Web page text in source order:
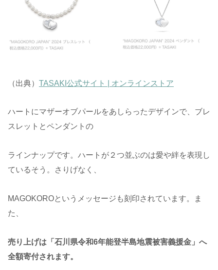
（出典） TASAKI公式サイト | オンラインストア
ハートにマザーオブパールをあしらったデザインで、ブレ
スレットとペンダントの
ラインナップです。ハートが２つ並ぶのは愛や絆を表現し
ているそう。さりげなく、
MAGOKOROというメッセージも刻印されています。ま
た、
売り上げは「石川県令和6年能登半島地震被害義援金」へ
全額寄付されます。